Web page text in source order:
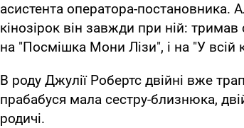
асистента оператора-постановника.
кінозірок він завжди при ній: тримав
на "Посмішка Мони Лізи", і на "У всій
В роду Джулії Робертс двійні вже
прабабуся мала сестру-близнюка,
родичі.